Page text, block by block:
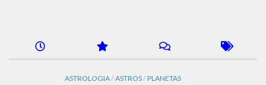
ASTROLOGIA/ASTROS/PLANETAS